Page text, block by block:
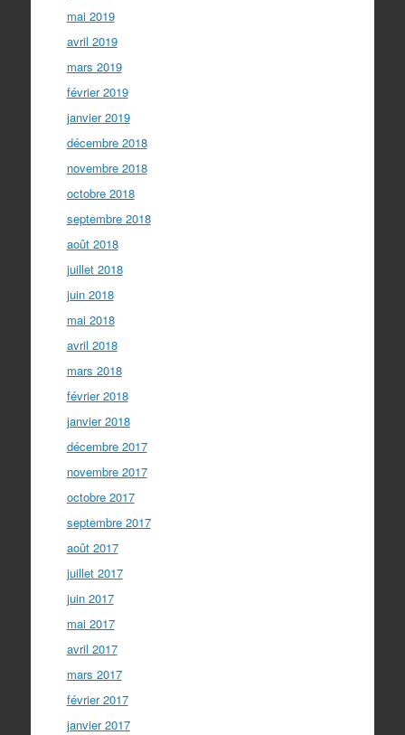
mai 2019
avril 2019
mars 2019
février 2019
janvier 2019
décembre 2018
novembre 2018
octobre 2018
septembre 2018
août 2018
juillet 2018
juin 2018
mai 2018
avril 2018
mars 2018
février 2018
janvier 2018
décembre 2017
novembre 2017
octobre 2017
septembre 2017
août 2017
juillet 2017
juin 2017
mai 2017
avril 2017
mars 2017
février 2017
janvier 2017